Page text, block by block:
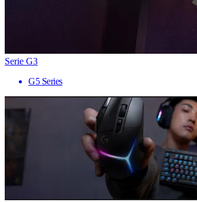
Serie G3
G5 Series